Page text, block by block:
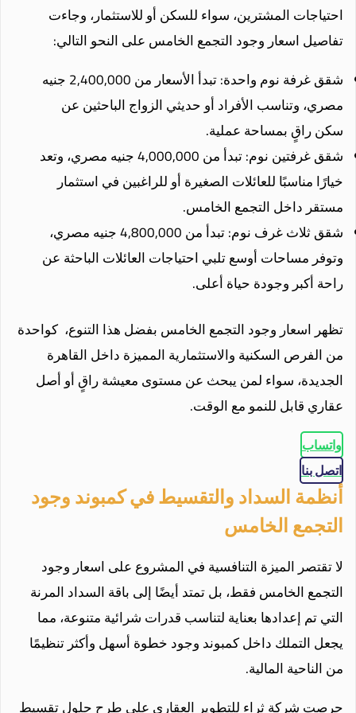
احتياجات المشترين، سواء للسكن أو للاستثمار، وجاءت
تفاصيل اسعار وجود التجمع الخامس على النحو التالي:
شقق غرفة نوم واحدة: تبدأ الأسعار من 2,400,000 جنيه
مصري، وتناسب الأفراد أو حديثي الزواج الباحثين عن
سكن راقٍ بمساحة عملية.
شقق غرفتين نوم: تبدأ من 4,000,000 جنيه مصري، وتعد
خيارًا مناسبًا للعائلات الصغيرة أو للراغبين في استثمار
مستقر داخل التجمع الخامس.
شقق ثلاث غرف نوم: تبدأ من 4,800,000 جنيه مصري،
وتوفر مساحات أوسع تلبي احتياجات العائلات الباحثة عن
راحة أكبر وجودة حياة أعلى.
تظهر اسعار وجود التجمع الخامس بفضل هذا التنوع، كواحدة
من الفرص السكنية والاستثمارية المميزة داخل القاهرة
الجديدة، سواء لمن يبحث عن مستوى معيشة راقٍ أو أصل
عقاري قابل للنمو مع الوقت.
واتساب
اتصل بنا
أنظمة السداد والتقسيط في كمبوند وجود
التجمع الخامس
لا تقتصر الميزة التنافسية في المشروع على اسعار وجود
التجمع الخامس فقط، بل تمتد أيضًا إلى باقة السداد المرنة
التي تم إعدادها بعناية لتناسب قدرات شرائية متنوعة، مما
يجعل التملك داخل كمبوند وجود خطوة أسهل وأكثر تنظيمًا
من الناحية المالية.
حرصت شركة ثراء للتطوير العقاري على طرح حلول تقسيط